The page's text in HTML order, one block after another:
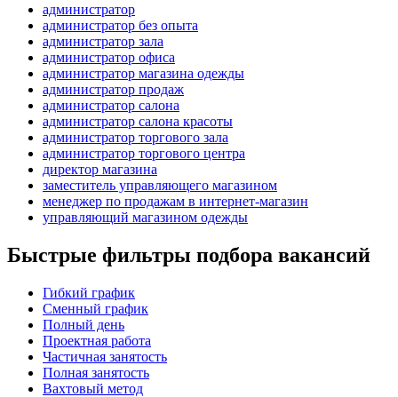
администратор
администратор без опыта
администратор зала
администратор офиса
администратор магазина одежды
администратор продаж
администратор салона
администратор салона красоты
администратор торгового зала
администратор торгового центра
директор магазина
заместитель управляющего магазином
менеджер по продажам в интернет-магазин
управляющий магазином одежды
Быстрые фильтры подбора вакансий
Гибкий график
Сменный график
Полный день
Проектная работа
Частичная занятость
Полная занятость
Вахтовый метод